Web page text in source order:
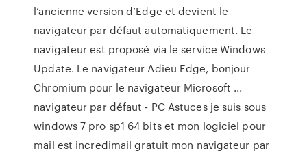
l’ancienne version d’Edge et devient le
navigateur par défaut automatiquement. Le
navigateur est proposé via le service Windows
Update. Le navigateur Adieu Edge, bonjour
Chromium pour le navigateur Microsoft ...
navigateur par défaut - PC Astuces je suis sous
windows 7 pro sp1 64 bits et mon logiciel pour
mail est incredimail gratuit mon navigateur par